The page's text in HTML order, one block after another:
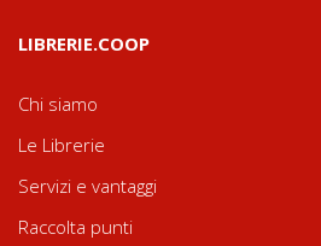
LIBRERIE.COOP
Chi siamo
Le Librerie
Servizi e vantaggi
Raccolta punti